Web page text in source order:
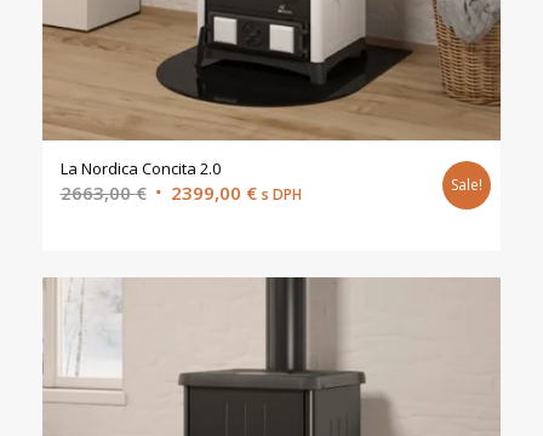
La Nordica Concita 2.0
2663,00€ Original
2663,00 €.
2399,00 €Current
2399,00 €.
s DPH Sale!